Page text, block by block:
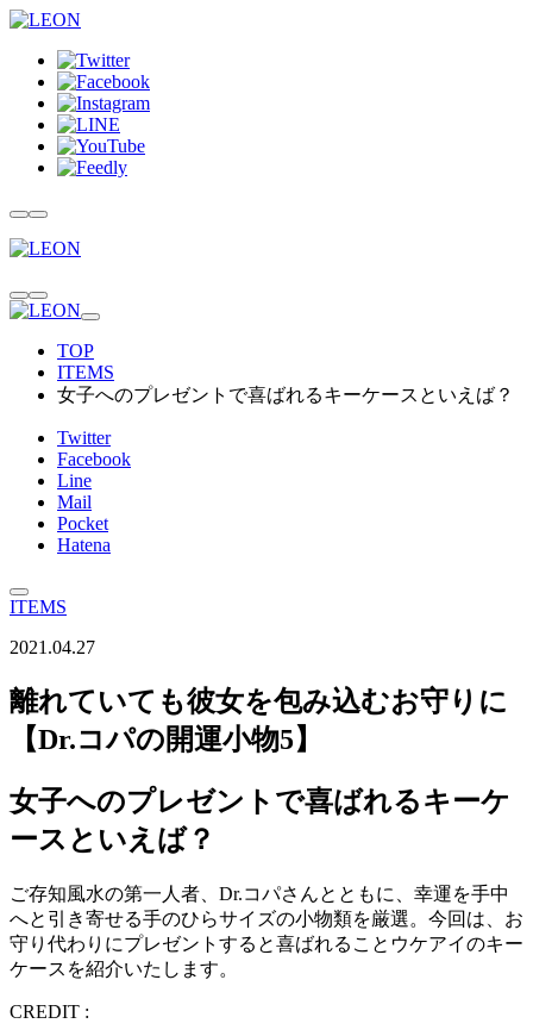
TOP
ITEMS
女子へのプレゼントで喜ばれるキーケースといえば？
Twitter
Facebook
Line
Mail
Pocket
Hatena
ITEMS
2021.04.27
離れていても彼女を包み込むお守りに
【Dr.コパの開運小物5】
女子へのプレゼントで喜ばれるキーケ
ースといえば？
ご存知風水の第一人者、Dr.コパさんとともに、幸運を手中
へと引き寄せる手のひらサイズの小物類を厳選。今回は、お
守り代わりにプレゼントすると喜ばれることウケアイのキー
ケースを紹介いたします。
CREDIT :